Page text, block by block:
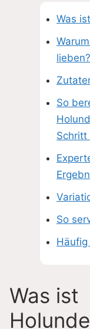
Was
lieben?
So
Schritt
So
Was ist